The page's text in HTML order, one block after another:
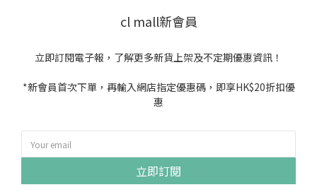
cl mall新會員
立即訂閱電子報，了解更多新貨上架及不定期優惠資訊！
*新會員首次下單，再輸入網店指定優惠碼，即享HK$20折扣優
惠
立即訂閱